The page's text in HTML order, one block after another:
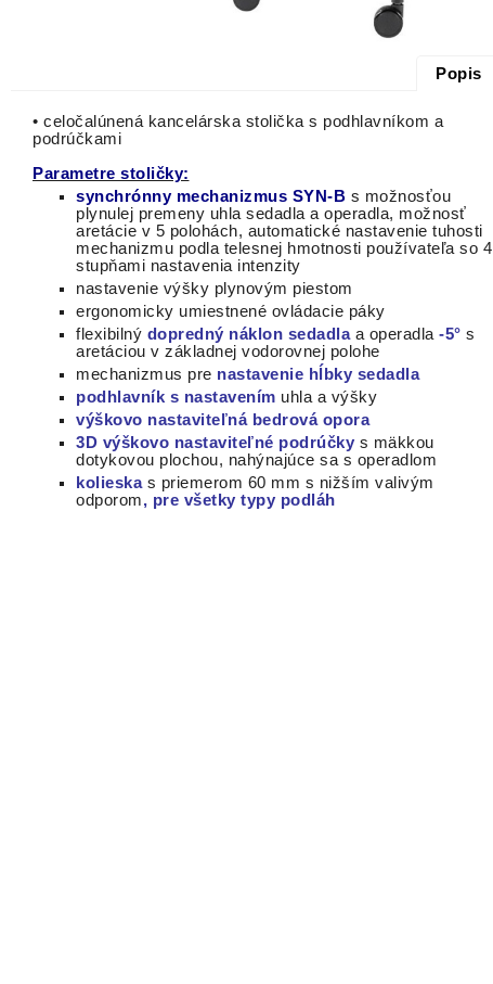
Popis
• celočalúnená kancelárska stolička s podhlavníkom a
podrúčkami
Parametre stoličky:
synchrónny mechanizmus SYN-B s možnosťou
plynulej premeny uhla sedadla a operadla, možnosť
aretácie v 5 polohách, automatické nastavenie tuhosti
mechanizmu podla telesnej hmotnosti používateľa so 4
stupňami nastavenia intenzity
nastavenie výšky plynovým piestom
ergonomicky umiestnené ovládacie páky
flexibilný dopredný náklon sedadlaa operadla -5° s
aretáciou v základnej vodorovnej polohe
mechanizmus pre nastavenie hĺbky sedadla
podhlavník s nastavením uhla a výšky
výškovo nastaviteľná bedrová opora
3D výškovo nastaviteľné podrúčky s mäkkou
dotykovou plochou, nahýnajúce sa s operadlom
kolieska s priemerom 60 mm s nižším valivým
odporom, pre všetky typy podláh